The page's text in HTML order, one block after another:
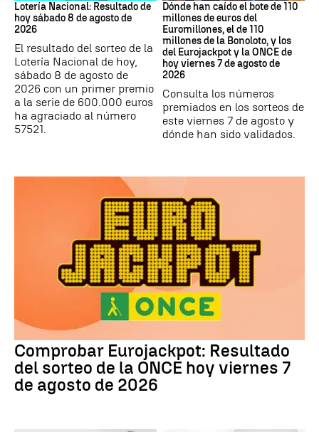
Lotería Nacional: Resultado de
hoy sábado 8 de agosto de
2026
El resultado del sorteo de la
Lotería Nacional de hoy,
sábado 8 de agosto de
2026 con un primer premio
a la serie de 600.000 euros
ha agraciado al número
57521.
Dónde han caído el bote de 110
millones de euros del
Euromillones, el de 110
millones de la Bonoloto, y los
del Eurojackpot y la ONCE de
hoy viernes 7 de agosto de
2026
Consulta los números
premiados en los sorteos de
este viernes 7 de agosto y
dónde han sido validados.
Comprobar Eurojackpot: Resultado
del sorteo de la ONCE hoy viernes 7
de agosto de 2026